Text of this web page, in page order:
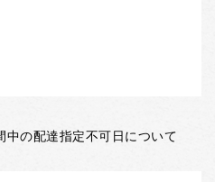
の配達指定不可日について